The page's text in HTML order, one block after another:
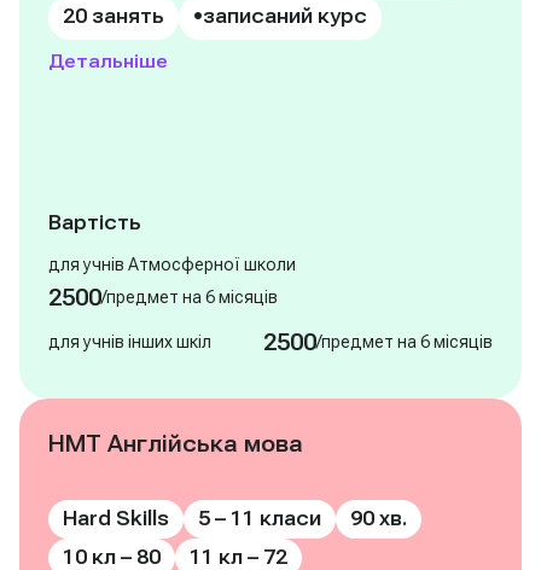
20 занять
•записаний курс
Детальніше
Вартість
для учнів Атмосферної школи
2500/предмет на 6 місяців
для учнів інших шкіл 2500/предмет на 6 місяців
НМТ Англійська мова
Hard Skills 5 – 11 класи
90 хв.
10 кл – 80
11 кл – 72